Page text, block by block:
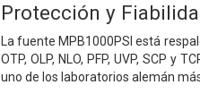
Protección y
La fuente MPB1000PSI está
OTP, OLP, NLO, PFP, UVP, SCP
uno de los laboratorios alemán